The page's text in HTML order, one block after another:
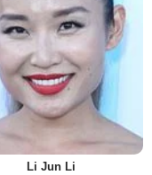
Li Jun Li